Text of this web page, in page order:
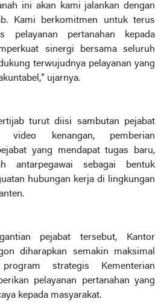
ini akan kami jalankan dengan
Kami berkomitmen untuk terus
pelayanan pertanahan kepada
sinergi bersama seluruh
terwujudnya pelayanan yang
ujarnya.
turut diisi sambutan pejabat
video kenangan, pemberian
yang mendapat tugas baru,
antarpegawai sebagai bentuk
hubungan kerja di lingkungan
pejabat tersebut, Kantor
diharapkan semakin maksimal
strategis Kementerian
pelayanan pertanahan yang
kepada masyarakat.